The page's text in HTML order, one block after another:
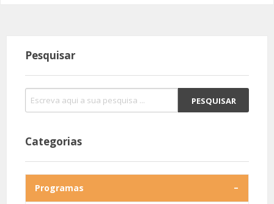
Pesquisar
Categorias
Programas